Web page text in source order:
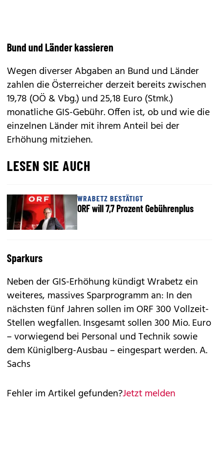
Bund und Länder kassieren
Wegen diverser Abgaben an Bund und Länder
zahlen die Österreicher derzeit bereits zwischen
19,78 (OÖ & Vbg.) und 25,18 Euro (Stmk.)
monatliche GIS-Gebühr. Offen ist, ob und wie die
einzelnen Länder mit ihrem Anteil bei der
Erhöhung mitziehen.
LESEN SIE AUCH
WRABETZ BESTÄTIGT
ORF will 7,7 Prozent Gebührenplus
Sparkurs
Neben der GIS-Erhöhung kündigt Wrabetz ein
weiteres, massives Sparprogramm an: In den
nächsten fünf Jahren sollen im ORF 300 Vollzeit-
Stellen wegfallen. Insgesamt sollen 300 Mio. Euro
– vorwiegend bei Personal und Technik sowie
dem Küniglberg-Ausbau – eingespart werden. A.
Sachs
Fehler im Artikel gefunden?Jetzt melden